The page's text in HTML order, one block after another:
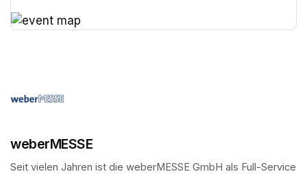
weberMESSE
Seit vielen Jahren ist die weberMESSE GmbH als Full-Service